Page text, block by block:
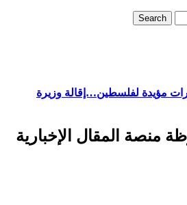
Search
مؤيدة لفلسطين…إقالة وزيرة
منصة المقال الإخبارية